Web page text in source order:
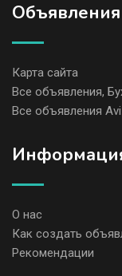
Объявления
Карта сайта
Все объявления,
Все объявления
О нас
Как создать
Рекомендации